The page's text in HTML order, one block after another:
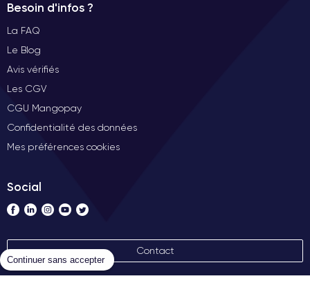
Continuer sans accepter
Besoin d'infos ?
La FAQ
Le Blog
Avis vérifiés
Les CGV
CGU Mangopay
Confidentialité des données
Mes préférences cookies
Social
Contact